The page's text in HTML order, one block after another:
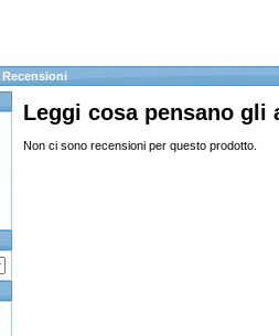
Recensioni
Leggi cosa pensano gli
Non ci sono recensioni per questo prodotto.